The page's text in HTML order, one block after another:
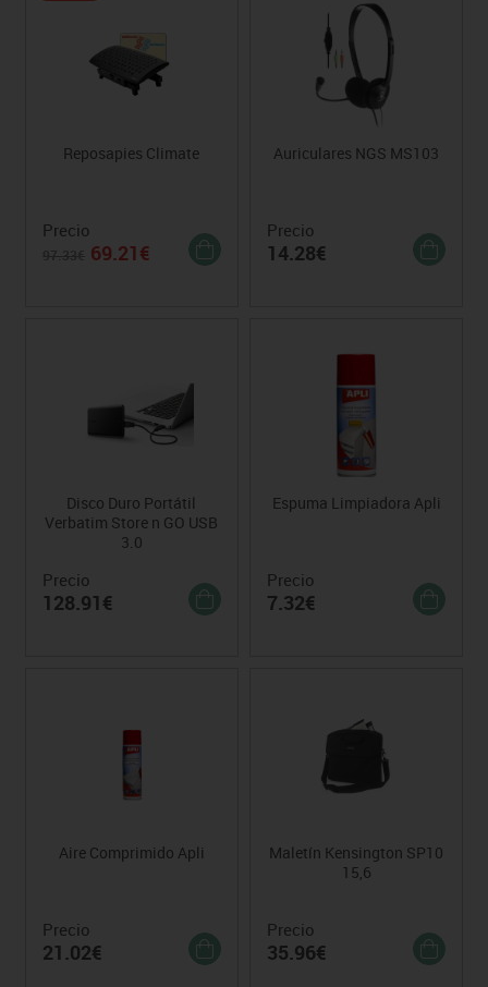
Reposapies Climate
Precio
69.21€
Auriculares NGS MS103
Precio
14.28€
Disco Duro Portátil
Verbatim Store n GO USB
3.0
Precio
128.91€
Espuma Limpiadora Apli
Precio
7.32€
Aire Comprimido Apli
Precio
21.02€
Maletín Kensington SP10
15,6
Precio
35.96€